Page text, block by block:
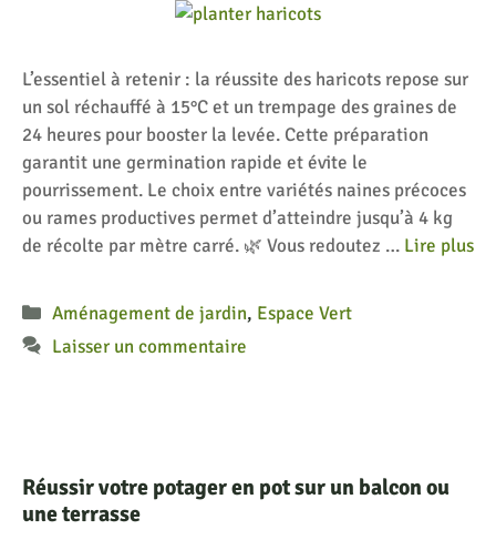
Réussir votre potager en pot sur un balcon ou
une terrasse
L’essentiel à retenir : la réussite des haricots repose sur
un sol réchauffé à 15°C et un trempage des graines de
24 heures pour booster la levée. Cette préparation
garantit une germination rapide et évite le
pourrissement. Le choix entre variétés naines précoces
ou rames productives permet d’atteindre jusqu’à 4 kg
de récolte par mètre carré. 🌿 Vous redoutez … Lire plus
Catégories
Aménagement de jardin, Espace Vert
Laisser un commentaire